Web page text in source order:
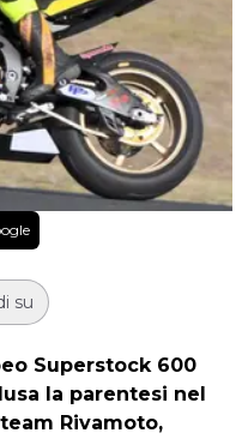
su
Superstock 600
la parentesi nel
Rivamoto,